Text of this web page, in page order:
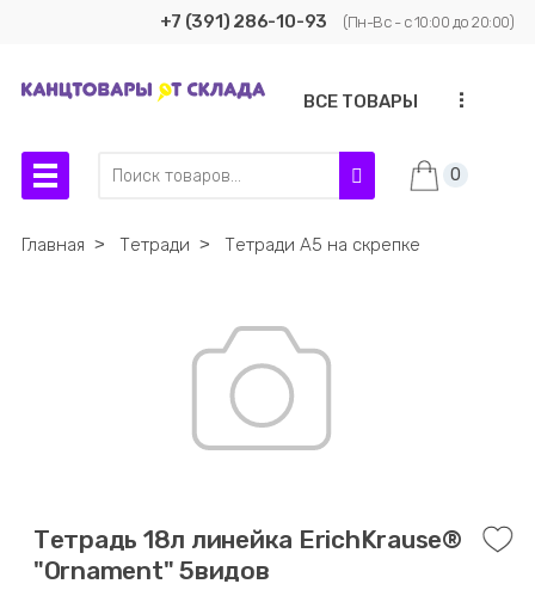
+7 (391) 286-10-93 (Пн-Вс - с 10:00 до 20:00)
ВСЕ ТОВАРЫ ...
0
Главная ˃ Тетради ˃ Тетради А5 на скрепке
Тетрадь 18л линейка ErichKrause®
"Ornament" 5видов